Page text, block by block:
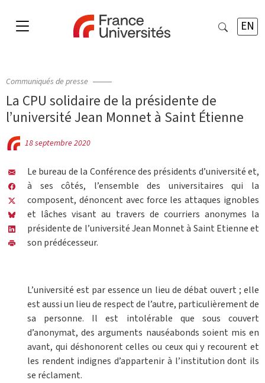
EN
Communiqués de presse
La CPU solidaire de la présidente de
l’université Jean Monnet à Saint Étienne
18 septembre 2020
Le bureau de la Conférence des présidents d’université et,
à ses côtés, l’ensemble des universitaires qui la
composent, dénoncent avec force les attaques ignobles
et lâches visant au travers de courriers anonymes la
présidente de l’université Jean Monnet à Saint Etienne et
son prédécesseur.
L’université est par essence un lieu de débat ouvert ; elle
est aussi un lieu de respect de l’autre, particulièrement de
sa personne. Il est intolérable que sous couvert
d’anonymat, des arguments nauséabonds soient mis en
avant, qui déshonorent celles ou ceux qui y recourent et
les rendent indignes d’appartenir à l’institution dont ils
se réclament.